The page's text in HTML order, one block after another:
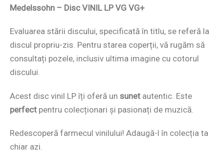
Medelssohn – Disc VINIL LP VG VG+
Evaluarea stării discului, specificată în titlu, se referă la
discul propriu-zis. Pentru starea coperții, vă rugăm să
consultați pozele, inclusiv ultima imagine cu cotorul
discului.
Acest disc vinil LP îți oferă un sunet autentic. Este
perfect pentru colecționari și pasionați de muzică.
Redescoperă farmecul vinilului! Adaugă-l în colecția ta
chiar azi.